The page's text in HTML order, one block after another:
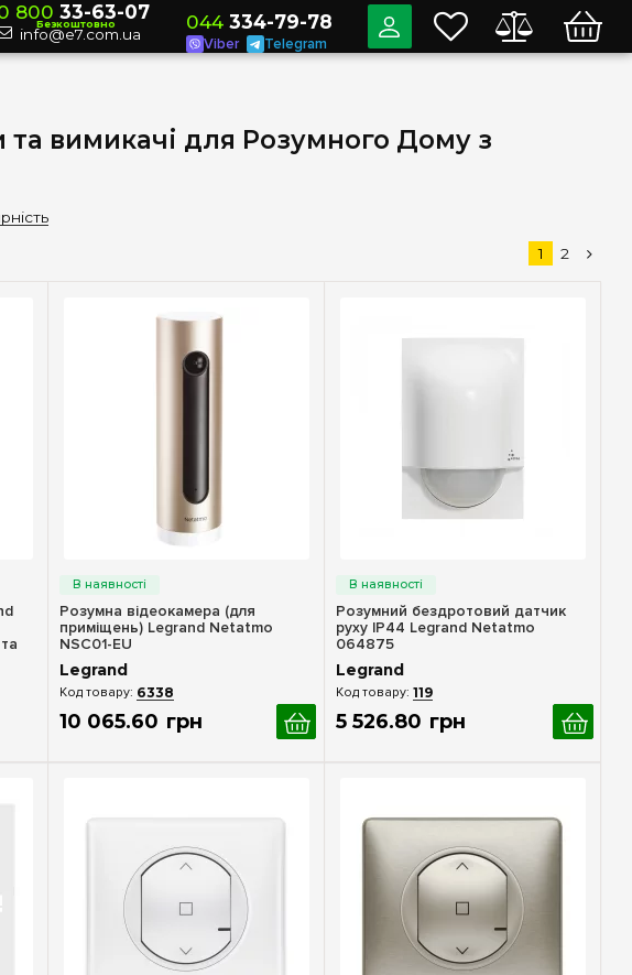
вимикачі для Розумного Дому з
1 2
Розумна відеокамера (для
приміщень) Legrand Netatmo
NSC01-EU
Legrand
6338
10 065.60 грн
Розумний бездротовий датчик
руху IP44 Legrand Netatmo
064875
Legrand
119
5 526.80 грн
800 33-63-07
Безкоштовно
info@e7.com.ua
044 334-79-78
Viber Telegram